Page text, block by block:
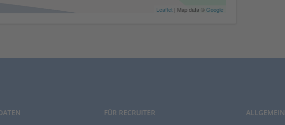
Leaflet | Map data ©Google
FÜR RECRUITER ALLGEMEIN